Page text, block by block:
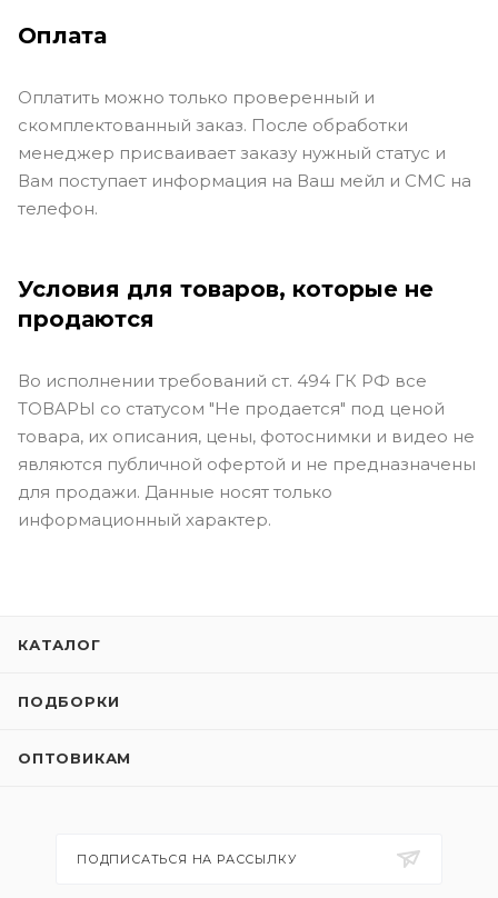
Оплата
Оплатить можно только проверенный и
скомплектованный заказ. После обработки
менеджер присваивает заказу нужный статус и
Вам поступает информация на Ваш мейл и СМС на
телефон.
Условия для товаров, которые не
продаются
Во исполнении требований ст. 494 ГК РФ все
ТОВАРЫ со статусом "Не продается" под ценой
товара, их описания, цены, фотоснимки и видео не
являются публичной офертой и не предназначены
для продажи. Данные носят только
информационный характер.
КАТАЛОГ
ПОДБОРКИ
ОПТОВИКАМ
ПОДПИСАТЬСЯ НА РАССЫЛКУ